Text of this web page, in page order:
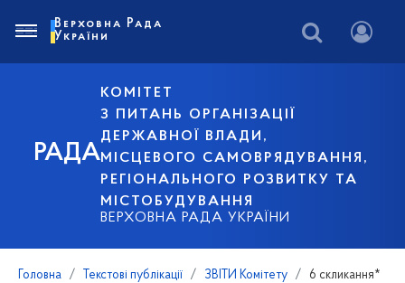
РАДА
КОМІТЕТ
З ПИТАНЬ ОРГАНІЗАЦІЇ
ДЕРЖАВНОЇ ВЛАДИ,
МІСЦЕВОГО САМОВРЯДУВАННЯ,
РЕГІОНАЛЬНОГО РОЗВИТКУ ТА
МІСТОБУДУВАННЯ
ВЕРХОВНА РАДА УКРАЇНИ
Верховна Рада
України
Головна Текстові публікації ЗВІТИ Комітету 6 скликання*